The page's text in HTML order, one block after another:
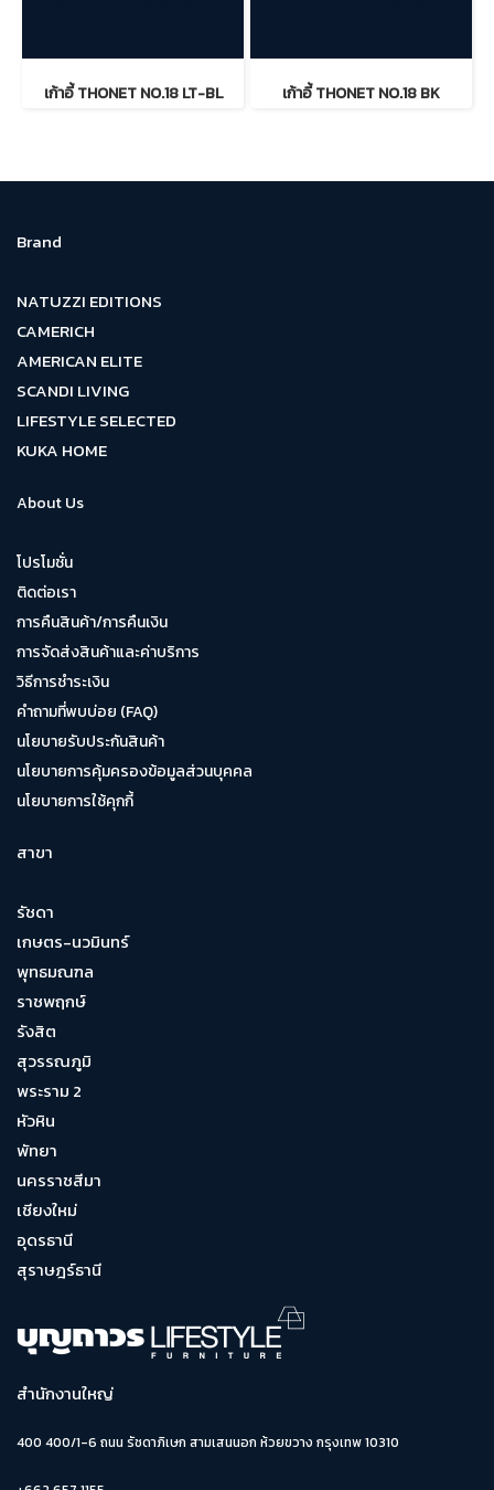
เก้าอี้ THONET NO.18 LT-BL เก้าอี้ THONET NO.18 BK
Brand
NATUZZI EDITIONS
CAMERICH
AMERICAN ELITE
SCANDI LIVING
LIFESTYLE SELECTED
KUKA HOME
About Us
โปรโมชั่น
ติดต่อเรา
การคืนสินค้า/การคืนเงิน
การจัดส่งสินค้าและค่าบริการ
วิธีการชำระเงิน
คำถามที่พบบ่อย (FAQ)
นโยบายรับประกันสินค้า
นโยบายการคุ้มครองข้อมูลส่วนบุคคล
นโยบายการใช้คุกกี้
สาขา
รัชดา
เกษตร-นวมินทร์
พุทธมณฑล
ราชพฤกษ์
รังสิต
สุวรรณภูมิ
พระราม 2
หัวหิน
พัทยา
นครราชสีมา
เชียงใหม่
อุดรธานี
สุราษฎร์ธานี
สำนักงานใหญ่
400 400/1-6 ถนน รัชดาภิเษก สามเสนนอก ห้วยขวาง กรุงเทพ 10310